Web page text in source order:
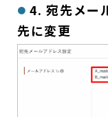
4. 宛先メー
先に変更